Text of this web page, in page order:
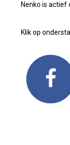
Nenko is actief
Klik op